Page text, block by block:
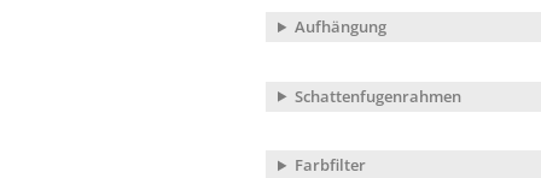
Aufhängung
Schattenfugenrahmen
Farbfilter